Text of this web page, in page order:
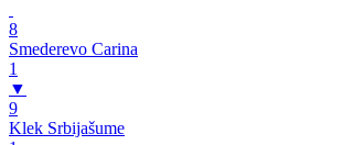
8
Smederevo Carina
1
▼
9
Klek Srbijašume